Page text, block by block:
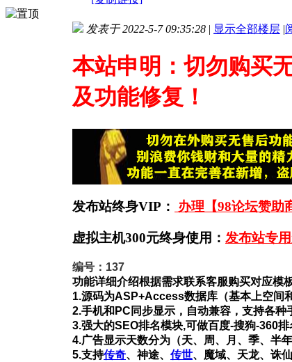
发表于 2022-5-7 09:35:28 | 显示全部楼层 |
本站申明：切勿购买
及功能修复！
发布站终身VIP： 办理【98论坛赞助
虚拟主机300元终身使用： 发布站专
编号：137
功能详细介绍根据需求联系客服购买对应模
1.源码为ASP+Access数据库（基本上空间
2.手机和PC同步显示，自动兼容，支持各种
3.强大的SEO排名模块,可做百度-搜狗-360排
4.广告显示天数分为（天、周、月、季、半年
5.支持传奇、神途、 传世、魔域、天龙、诛